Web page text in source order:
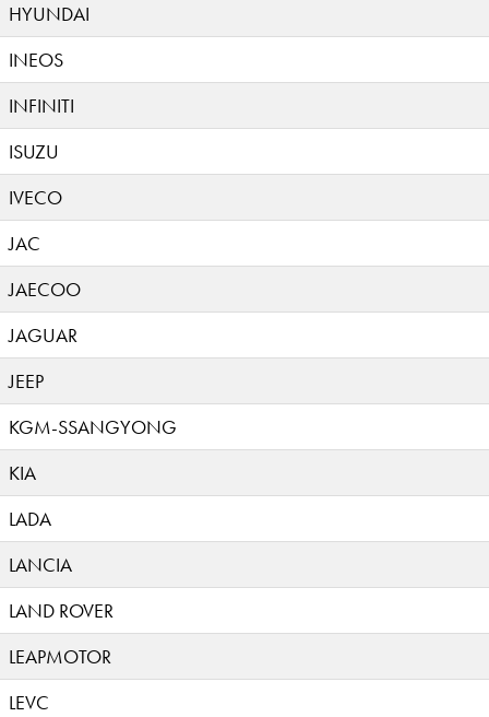
HYUNDAI
INEOS
INFINITI
ISUZU
IVECO
JAC
JAECOO
JAGUAR
JEEP
KGM-SSANGYONG
KIA
LADA
LANCIA
LAND ROVER
LEAPMOTOR
LEVC